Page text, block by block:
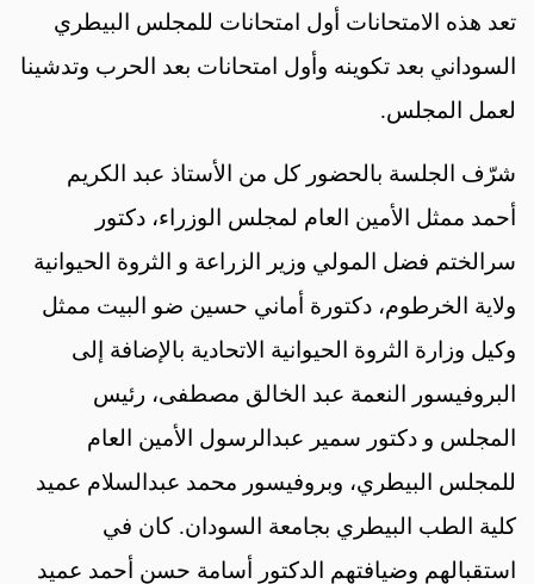
تعد هذه الامتحانات أول امتحانات للمجلس البيطري
السوداني بعد تكوينه وأول امتحانات بعد الحرب وتدشينا
لعمل المجلس.
شرّف الجلسة بالحضور كل من الأستاذ عبد الكريم
أحمد ممثل الأمين العام لمجلس الوزراء، دكتور
سرالختم فضل المولي وزير الزراعة و الثروة الحيوانية
ولاية الخرطوم، دكتورة أماني حسين ضو البيت ممثل
وكيل وزارة الثروة الحيوانية الاتحادية بالإضافة إلى
البروفيسور النعمة عبد الخالق مصطفى، رئيس
المجلس و دكتور سمير عبدالرسول الأمين العام
للمجلس البيطري، وبروفيسور محمد عبدالسلام عميد
كلية الطب البيطري بجامعة السودان. كان في
استقبالهم وضيافتهم الدكتور أسامة حسن أحمد عميد